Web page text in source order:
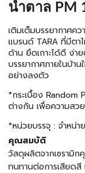
น้ำตาล PM
เติมเต็มบรรยากาศค
แบรนด์ TARA ที่มีตา
ด้าน ยึดเกาะได้ดี ง่า
บรรยากาศภายในบ้า
อย่างลงตัว
*กระเบื้อง
ต่างกัน เพื่อความสว
*หน่วยบรรจุ : จำหน่
คุณสมบัติ
วัสดุผลิตจากเซรามิก
ทนทานต่อการเสียดสี